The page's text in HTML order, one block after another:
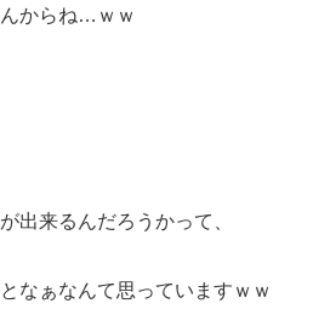
からね…ｗｗ
出来るんだろうかって、
なぁなんて思っていますｗｗ